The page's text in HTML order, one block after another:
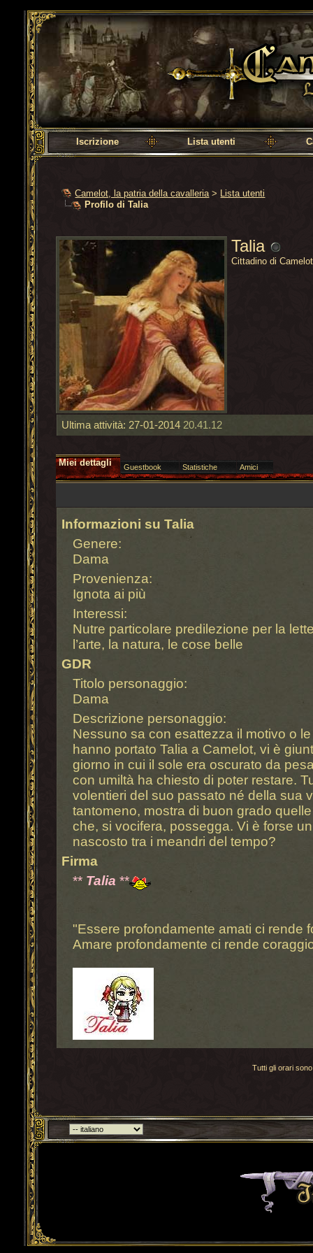
Camelot, la patria della cavalleria
Iscrizione Lista utenti
Camelot, la patria della cavalleria > Lista utenti
Profilo di Talia
Talia
Cittadino di Camelot
Ultima attività: 27-01-2014 20.41.12
Miei dettagli Guestbook Statistiche Amici
Informazioni su Talia
Genere:
Dama
Provenienza:
Ignota ai più
Interessi:
Nutre particolare predilezione per la
l’arte, la natura, le cose belle
GDR
Titolo personaggio:
Dama
Descrizione personaggio:
Nessuno sa con esattezza il motivo o
hanno portato Talia a Camelot, vi è
giorno in cui il sole era oscurato da
con umiltà ha chiesto di poter restare.
volentieri del suo passato né della sua
tantomeno, mostra di buon grado
che, si vocifera, possegga. Vi è forse
nascosto tra i meandri del tempo?
Firma
** Talia **
"Essere profondamente amati ci rende
Amare profondamente ci rende
Tutti gli orari
Torna indietro